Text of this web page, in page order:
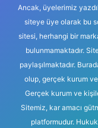
Ancak, üyelerimiz
siteye üye olarak bu
sitesi, herhangi bir
bulunmamaktadır.
paylaşılmaktadır.
olup, gerçek kurum ve
Gerçek kurum ve
Sitemiz, kar amacı
platformudur.